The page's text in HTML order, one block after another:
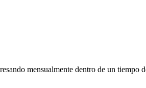
mensualmente dentro de un tiempo